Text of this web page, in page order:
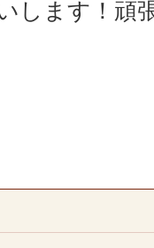
します！頑